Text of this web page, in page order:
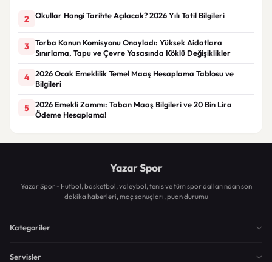
2 Okullar Hangi Tarihte Açılacak? 2026 Yılı Tatil Bilgileri
3
Torba Kanun Komisyonu Onayladı: Yüksek Aidatlara
Sınırlama, Tapu ve Çevre Yasasında Köklü Değişiklikler
4
2026 Ocak Emeklilik Temel Maaş Hesaplama Tablosu ve
Bilgileri
5
2026 Emekli Zammı: Taban Maaş Bilgileri ve 20 Bin Lira
Ödeme Hesaplama!
Yazar Spor
Yazar Spor - Futbol, basketbol, voleybol, tenis ve tüm spor dallarından son
dakika haberleri, maç sonuçları, puan durumu
Kategoriler
Servisler